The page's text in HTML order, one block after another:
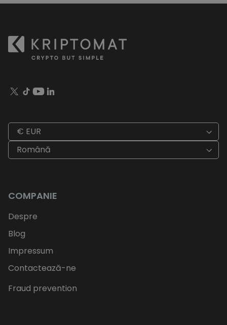
€ EUR
Română
COMPANIE
Despre
Blog
Impressum
Contactează-ne
Fraud prevention